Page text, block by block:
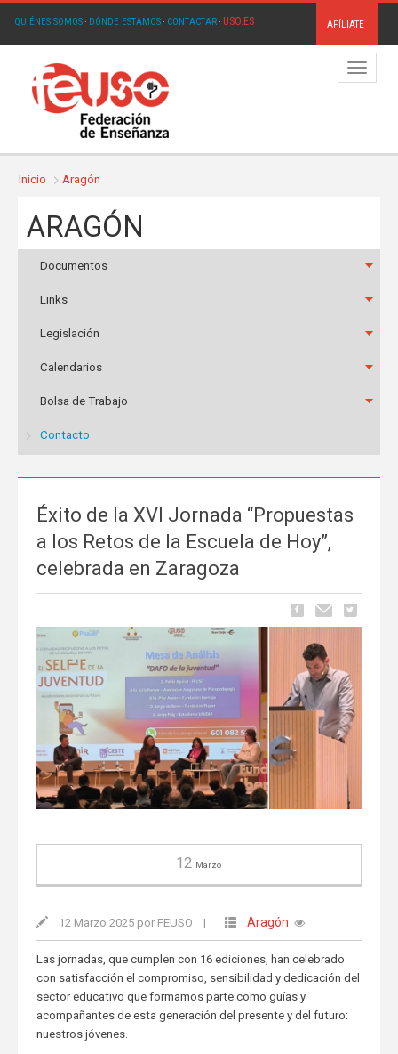
QUIÉNES SOMOS· DÓNDE ESTAMOS· CONTACTAR· USO.ES AFÍLIATE
Menú
Inicio Aragón
ARAGÓN
Documentos
Links
Legislación
Calendarios
Bolsa de Trabajo
Contacto
Éxito de la XVI Jornada “Propuestas
a los Retos de la Escuela de Hoy”,
celebrada en Zaragoza
12 Marzo
12 Marzo 2025 por FEUSO | Aragón
Las jornadas, que cumplen con 16 ediciones, han celebrado
con satisfacción el compromiso, sensibilidad y dedicación del
sector educativo que formamos parte como guías y
acompañantes de esta generación del presente y del futuro:
nuestros jóvenes.